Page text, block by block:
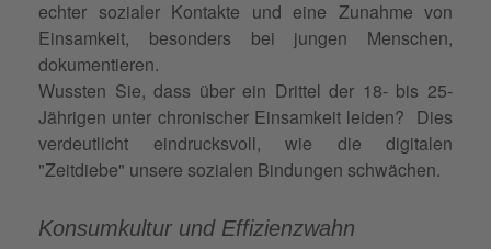
echter sozialer Kontakte und eine Zunahme von
Einsamkeit, besonders bei jungen Menschen,
dokumentieren.
Wussten Sie, dass über ein Drittel der 18- bis 25-
Jährigen unter chronischer Einsamkeit leiden? Dies
verdeutlicht eindrucksvoll, wie die digitalen
"Zeitdiebe" unsere sozialen Bindungen schwächen.
Konsumkultur und Effizienzwahn